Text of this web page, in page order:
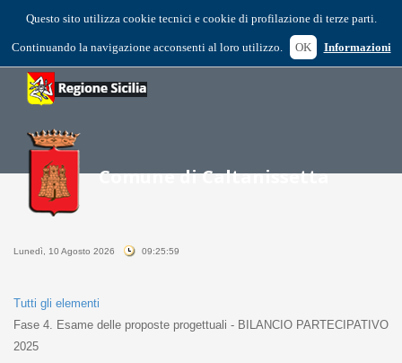
Questo sito utilizza cookie tecnici e cookie di profilazione di terze parti.
Continuando la navigazione acconsenti al loro utilizzo. OK Informazioni
Lunedì, 10 Agosto 2026 09:25:59
Tutti gli elementi
Fase 4. Esame delle proposte progettuali - BILANCIO PARTECIPATIVO
2025